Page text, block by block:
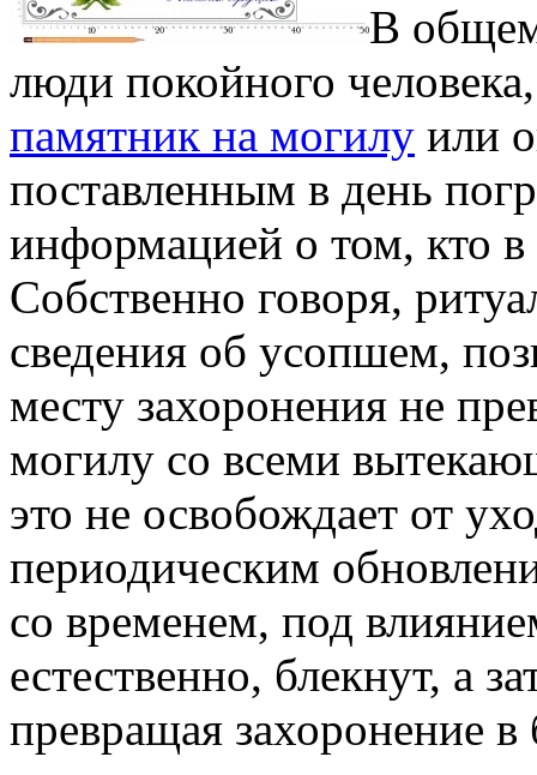
В
люди покойного
памятник на могилу или
поставленным в день
информацией о том, кто
Собственно говоря,
сведения об усопшем,
месту захоронения не
могилу со всеми
это не освобождает от
периодическим
со временем, под
естественно, блекнут, а
превращая захоронение